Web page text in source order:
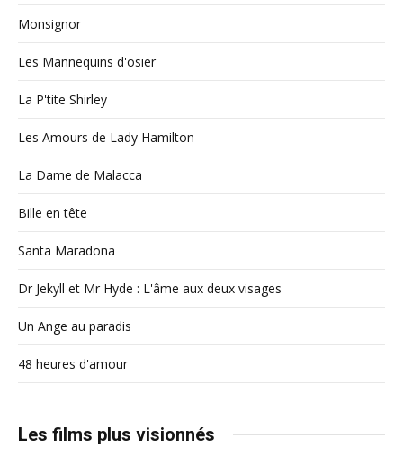
Monsignor
Les Mannequins d'osier
La P'tite Shirley
Les Amours de Lady Hamilton
La Dame de Malacca
Bille en tête
Santa Maradona
Dr Jekyll et Mr Hyde : L'âme aux deux visages
Un Ange au paradis
48 heures d'amour
Les films plus visionnés